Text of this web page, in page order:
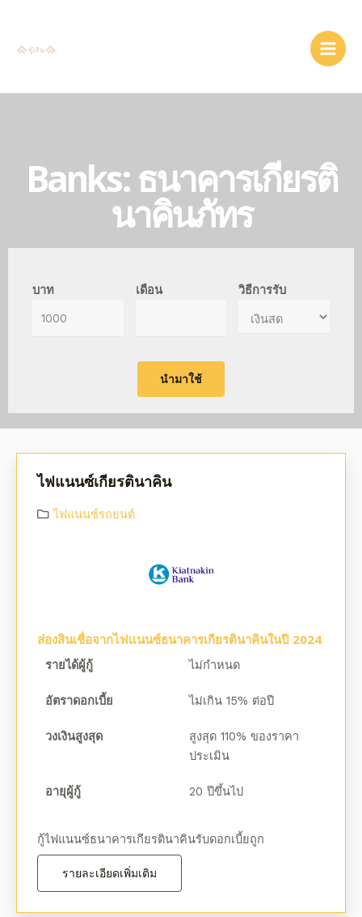
Banks: ธนาคารเกียรติ
นาคินภัทร
บาท เดือน วิธีการรับ
นำมาใช้
ไฟแนนซ์เกียรตินาคิน
ไฟแนนซ์รถยนต์
ส่องสินเชื่อจากไฟแนนซ์ธนาคารเกียรตินาคินในปี 2024
รายได้ผู้กู้ ไม่กำหนด
อัตราดอกเบี้ย ไม่เกิน 15% ต่อปี
วงเงินสูงสุด
สูงสุด 110% ของราคา
ประเมิน
อายุผู้กู้ 20 ปีขึ้นไป
กู้ไฟแนนซ์ธนาคารเกียรตินาคินรับดอกเบี้ยถูก
รายละเอียดเพิ่มเติม